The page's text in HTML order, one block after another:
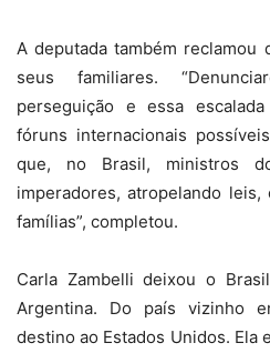
A deputada também reclamou
seus familiares.
perseguição e essa
fóruns internacionais
que, no Brasil, ministros
imperadores, atropelando
famílias”, completou.
Carla Zambelli deixou o
Argentina. Do país vizinho
destino ao Estados Unidos. Ela